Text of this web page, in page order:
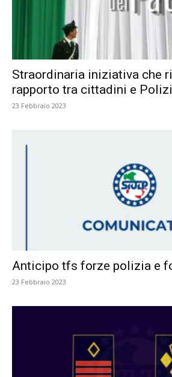
Straordinaria iniziativa che
rapporto tra cittadini e
23 Febbraio 2023
Anticipo tfs forze polizia e
23 Febbraio 2023